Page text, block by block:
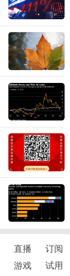
直播
订阅
游戏 试用